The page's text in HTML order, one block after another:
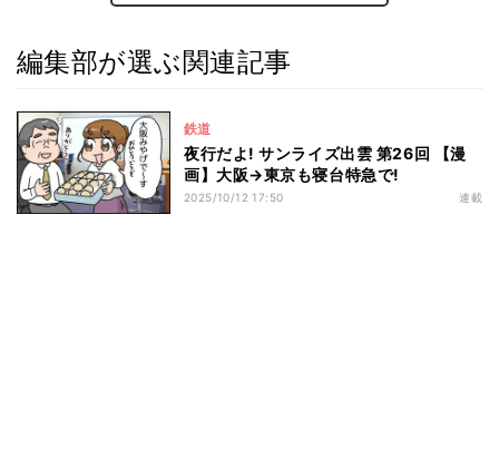
編集部が選ぶ関連記事
鉄道
夜行だよ! サンライズ出雲 第26回 【漫
画】大阪→東京も寝台特急で!
2025/10/12 17:50 連載